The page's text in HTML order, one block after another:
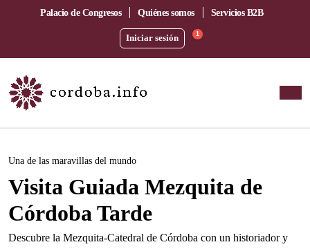
Palacio de Congresos Quiénes somos Servicios B2B
Iniciar sesión 1
Este evento ha pasado.
Una de las maravillas del mundo
Visita Guiada Mezquita de
Córdoba Tarde
Descubre la Mezquita-Catedral de Córdoba con un historiador y